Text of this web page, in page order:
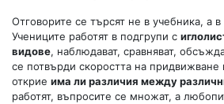
Отговорите се търсят не в учебника, а
Учениците работят в подгрупи с
видове, наблюдават, сравняват,
се потвърди скоростта на придвижване
открие има ли различия между
работят, въпросите се множат, а